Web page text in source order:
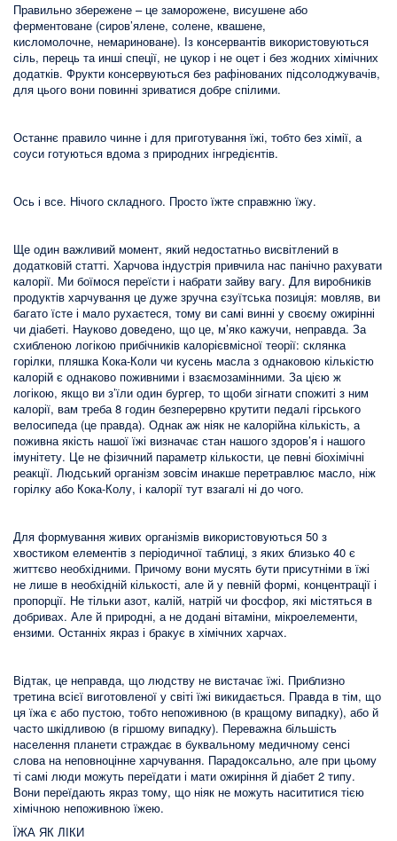
Правильно збережене – це заморожене, висушене або
ферментоване (сиров’ялене, солене, квашене,
кисломолочне, немариноване). Із консервантів використовуються
сіль, перець та инші спеції, не цукор і не оцет і без жодних хімічних
додатків. Фрукти консервуються без рафінованих підсолоджувачів,
для цього вони повинні зриватися добре спілими.
Останнє правило чинне і для приготування їжі, тобто без хімії, а
соуси готуються вдома з природних інгредієнтів.
Ось і все. Нічого складного. Просто їжте справжню їжу.
Ще один важливий момент, який недостатньо висвітлений в
додатковій статті. Харчова індустрія привчила нас панічно рахувати
калорії. Ми боїмося переїсти і набрати зайву вагу. Для виробників
продуктів харчування це дуже зручна єзуїтська позиція: мовляв, ви
багато їсте і мало рухаєтеся, тому ви самі винні у своєму ожирінні
чи діабеті. Науково доведено, що це, м’яко кажучи, неправда. За
схибленою логікою прибічників калорієвмісної теорії: склянка
горілки, пляшка Кока-Коли чи кусень масла з однаковою кількістю
калорій є однаково поживними і взаємозамінними. За цією ж
логікою, якщо ви з’їли один бургер, то щоби зігнати спожиті з ним
калорії, вам треба 8 годин безперервно крутити педалі гірського
велосипеда (це правда). Однак аж ніяк не калорійна кількість, а
поживна якість нашої їжі визначає стан нашого здоров’я і нашого
імунітету. Це не фізичний параметр кількости, це певні біохімічні
реакції. Людський організм зовсім инакше перетравлює масло, ніж
горілку або Кока-Колу, і калорії тут взагалі ні до чого.
Для формування живих організмів використовуються 50 з
хвостиком елементів з періодичної таблиці, з яких близько 40 є
життєво необхідними. Причому вони мусять бути присутніми в їжі
не лише в необхідній кількості, але й у певній формі, концентрації і
пропорції. Не тільки азот, калій, натрій чи фосфор, які містяться в
добривах. Але й природні, а не додані вітаміни, мікроелементи,
ензими. Останніх якраз і бракує в хімічних харчах.
Відтак, це неправда, що людству не вистачає їжі. Приблизно
третина всієї виготовленої у світі їжі викидається. Правда в тім, що
ця їжа є або пустою, тобто непоживною (в кращому випадку), або й
часто шкідливою (в гіршому випадку). Переважна більшість
населення планети страждає в буквальному медичному сенсі
слова на неповноцінне харчування. Парадоксально, але при цьому
ті самі люди можуть переїдати і мати ожиріння й діабет 2 типу.
Вони переїдають якраз тому, що ніяк не можуть насититися тією
хімічною непоживною їжею.
ЇЖА ЯК ЛІКИ